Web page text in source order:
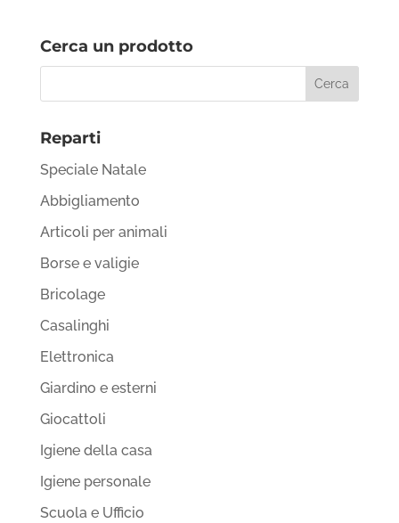
Cerca un prodotto
Reparti
Speciale Natale
Abbigliamento
Articoli per animali
Borse e valigie
Bricolage
Casalinghi
Elettronica
Giardino e esterni
Giocattoli
Igiene della casa
Igiene personale
Scuola e Ufficio